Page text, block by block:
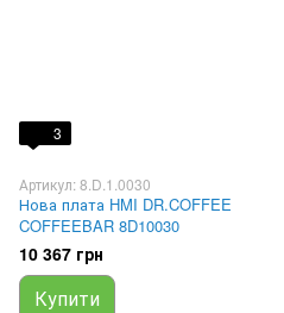
3
Артикул: 8.D.1.0030
Нова плата HMI DR.COFFEE
COFFEEBAR 8D10030
10 367 грн
Купити